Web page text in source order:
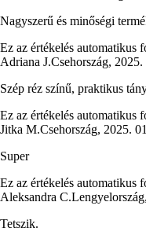
Nagyszerű és minőségi
Ez az értékelés automatikus
Adriana J.Csehország, 2025.
Szép réz színű, praktikus
Ez az értékelés automatikus
Jitka M.Csehország, 2025.
Super
Ez az értékelés automatikus
Aleksandra C.Lengyelország,
Tetszik.